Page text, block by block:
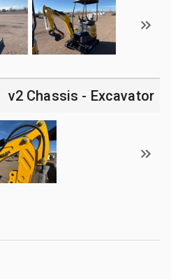
v2 Chassis - Excavator